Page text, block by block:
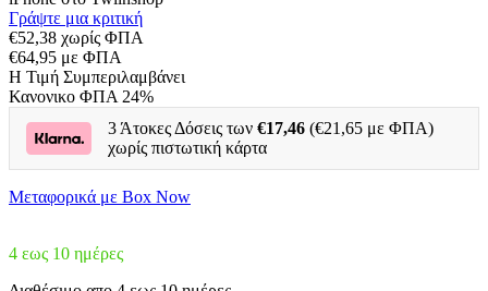
Γράψτε μια κριτική
€52,38 χωρίς ΦΠΑ
€64,95 με ΦΠΑ
H Τιμή Συμπεριλαμβάνει
Κανονικο ΦΠΑ 24%
3 Άτοκες Δόσεις των €17,46 (€21,65 με ΦΠΑ)
χωρίς πιστωτική κάρτα
Μεταφoρικά με Box Now
4 εως 10 ημέρες